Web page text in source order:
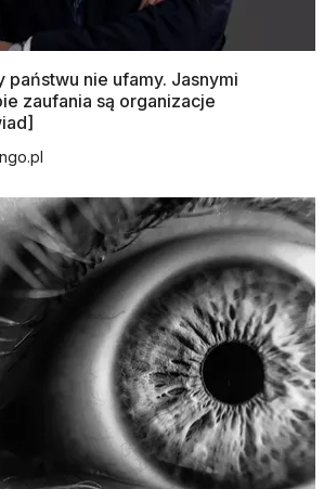
państwu nie ufamy. Jasnymi
zaufania są organizacje